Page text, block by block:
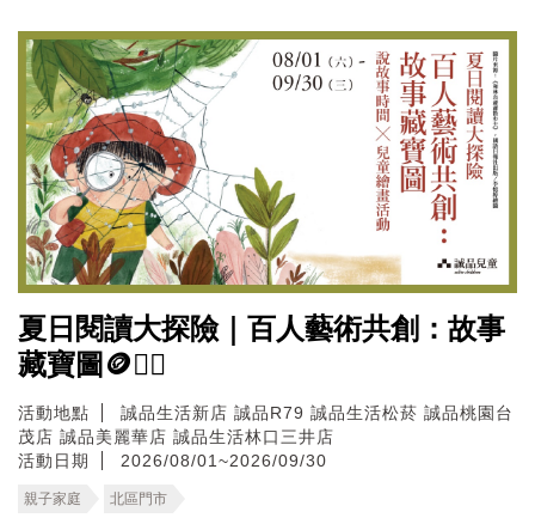
夏日閱讀大探險｜百人藝術共創：故事
藏寶圖🪙🏴‍☠️
活動地點 誠品生活新店 誠品R79 誠品生活松菸 誠品桃園台
茂店 誠品美麗華店 誠品生活林口三井店
活動日期
2026/08/01~2026/09/30
親子家庭 北區門市